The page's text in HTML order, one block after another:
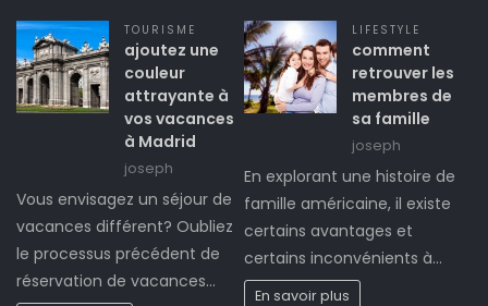
TOURISME
ajoutez une
couleur
attrayante à
vos vacances
à Madrid
joseph
Vous envisagez un séjour de
vacances différent? Oubliez
le processus précédent de
réservation de vacances…
LIFESTYLE
comment
retrouver les
membres de
sa famille
joseph
En explorant une histoire de
famille américaine, il existe
certains avantages et
certains inconvénients à…
En savoir plus